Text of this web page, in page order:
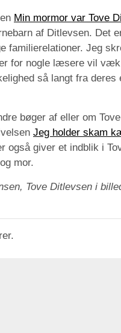
Min mormor var Tove
af Ditlevsen. Det
Jeg
for nogle læsere vil
så langt fra deres
bøger af eller om
Jeg holder skam
også giver et indblik i
mor.
Tove Ditlevsen i